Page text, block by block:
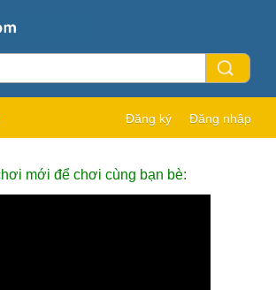
Đăng ký Đăng nhập
mới để chơi cùng bạn bè: